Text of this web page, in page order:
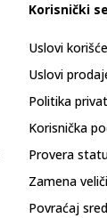
Korisnički
Uslovi
Uslovi
Politika
Korisnička
Provera
Zamena
Povraćaj